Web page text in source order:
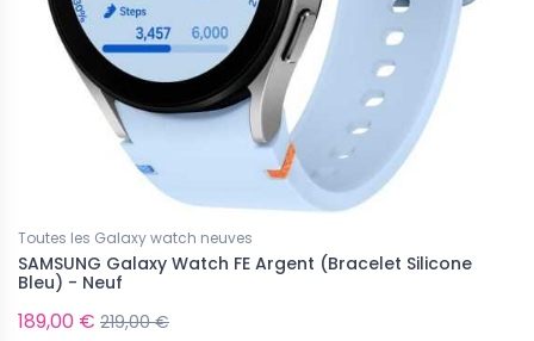
€
pour le moment...
-829,00 €
Toutes les Galaxy watch neuves
SAMSUNG Galaxy Watch FE Argent (Bracelet Silicone
Bleu) - Neuf
189,00 € 219,00 €